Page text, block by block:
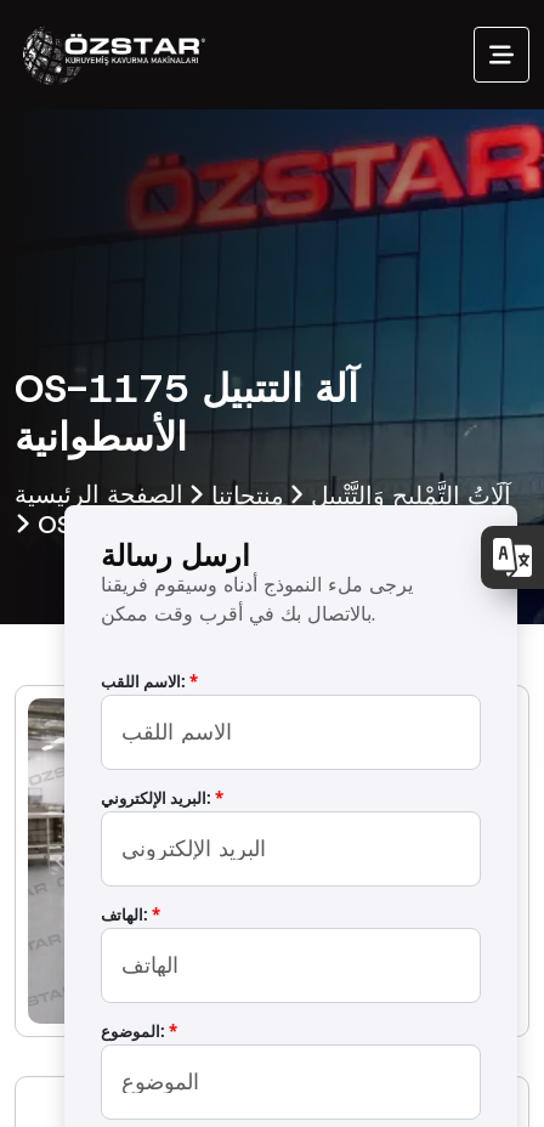
OS-1175 آلة التتبيل
الأسطوانية
الصفحة الرئيسية منتجاتنا
آلَاتُ التَّمْلِيحِ وَالتَّتْبِيلِ
OS
Previous Next
ارسل رسالة
يرجى ملء النموذج أدناه وسيقوم فريقنا
بالاتصال بك في أقرب وقت ممكن.
الاسم اللقب: *
البريد الإلكتروني: *
الهاتف: *
الموضوع: *